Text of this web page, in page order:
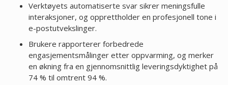
Verktøyets automatiserte svar sikrer meningsfulle
interaksjoner, og opprettholder en profesjonell tone i
e-postutvekslinger.
Brukere rapporterer forbedrede
engasjementsmålinger etter oppvarming, og merker
en økning fra en gjennomsnittlig leveringsdyktighet på
74 % til omtrent 94 %.